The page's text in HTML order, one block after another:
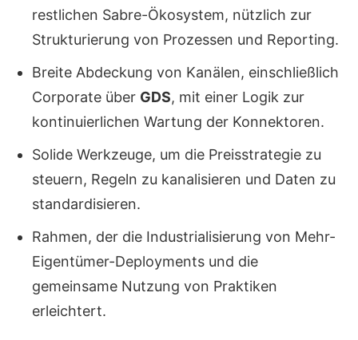
restlichen Sabre-Ökosystem, nützlich zur
Strukturierung von Prozessen und Reporting.
Breite Abdeckung von Kanälen, einschließlich
Corporate über GDS, mit einer Logik zur
kontinuierlichen Wartung der Konnektoren.
Solide Werkzeuge, um die Preisstrategie zu
steuern, Regeln zu kanalisieren und Daten zu
standardisieren.
Rahmen, der die Industrialisierung von Mehr-
Eigentümer-Deployments und die
gemeinsame Nutzung von Praktiken
erleichtert.